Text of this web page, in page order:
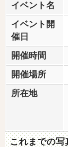
イベント名
イベント開
催日
開催時間
開催場所
所在地
これまでの写